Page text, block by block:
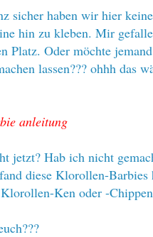
sicher haben wir hier
hin zu kleben. Mir
Platz. Oder möchte
lassen??? ohhh das
anleitung
jetzt? Hab ich nicht
diese Klorollen-
Ken oder -